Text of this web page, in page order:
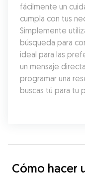
fácilmente un
cumpla con tus
Simplemente
búsqueda para
ideal para las
un mensaje
programar una
buscas tú para tu
Cómo hacer